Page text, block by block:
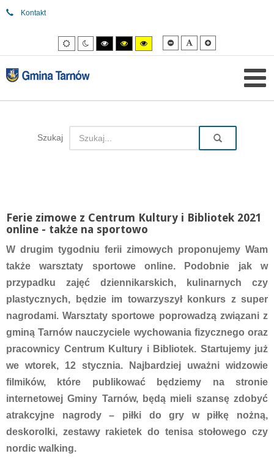
Kontakt
Tryb
domyślny
Tryb
nocny
Tryb
wysokiego
kontrastu
Tryb
wysokiego
kontrastu
Tryb
wysokiego
kontrastu
Mniejsza
czcionka
Domyślna
czcionka
Szukaj
Ferie zimowe z Centrum Kultury i Bibliotek 2021
online - także na sportowo
W drugim tygodniu ferii zimowych proponujemy Wam
także warsztaty sportowe online. Podobnie jak w
przypadku zajęć dziennikarskich, kulinarnych czy
plastycznych, będzie im towarzyszył konkurs z super
nagrodami. Warsztaty sportowe poprowadzą związani z
gminą Tarnów nauczyciele wychowania fizycznego oraz
pracownicy Centrum Kultury i Bibliotek. Startujemy już
we wtorek, 12 stycznia. Najbardziej uważni widzowie
filmików, które publikować będziemy na stronie
internetowej Gminy Tarnów, będą mieli szansę zdobyć
atrakcyjne nagrody – piłki do gry w piłkę nożną,
deskorolki, zestawy rakietek do tenisa stołowego czy
nordic walking.